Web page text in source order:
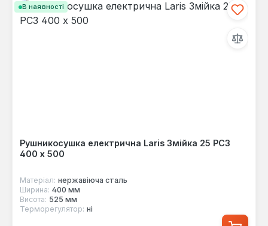
В наявності
Рушникосушка електрична Laris Змійка 25 РС3
400 х 500
Матеріал: нержавіюча сталь
Ширина: 400 мм
Висота: 525 мм
Терморегулятор: ні